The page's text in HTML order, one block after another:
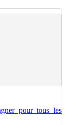
pour tous les